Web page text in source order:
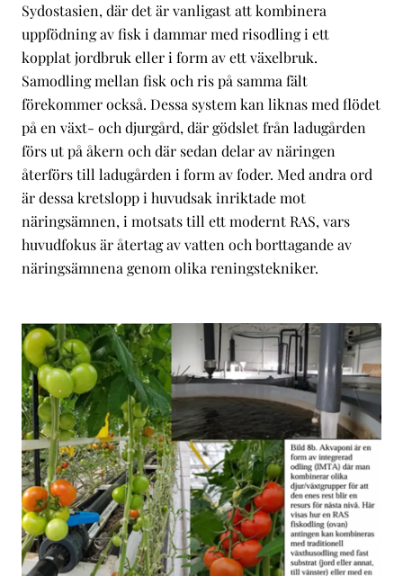
Sydostasien, där det är vanligast att kombinera
uppfödning av fisk i dammar med risodling i ett
kopplat jordbruk eller i form av ett växelbruk.
Samodling mellan fisk och ris på samma fält
förekommer också. Dessa system kan liknas med flödet
på en växt- och djurgård, där gödslet från ladugården
förs ut på åkern och där sedan delar av näringen
återförs till ladugården i form av foder. Med andra ord
är dessa kretslopp i huvudsak inriktade mot
näringsämnen, i motsats till ett modernt RAS, vars
huvudfokus är återtag av vatten och borttagande av
näringsämnena genom olika reningstekniker.